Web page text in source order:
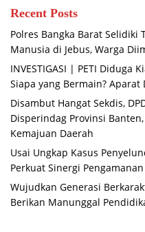
Recent Posts
Polres Bangka Barat Selidiki
Manusia di Jebus, Warga
INVESTIGASI | PETI Diduga
Siapa yang Bermain?
Disambut Hangat Sekdis,
Disperindag Provinsi
Kemajuan Daerah
Usai Ungkap Kasus
Perkuat Sinergi
Wujudkan Generasi
Berikan Manunggal